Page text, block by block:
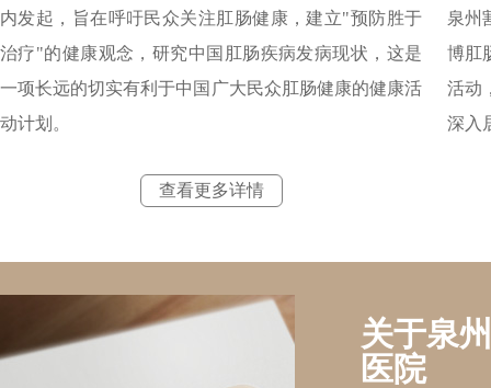
内发起，旨在呼吁民众关注肛肠健康，建立"预防胜于
治疗"的健康观念，研究中国肛肠疾病发病现状，这是
一项长远的切实有利于中国广大民众肛肠健康的健康活
动计划。
查看更多详情
泉州
博肛
活动
深入
关于泉
医院